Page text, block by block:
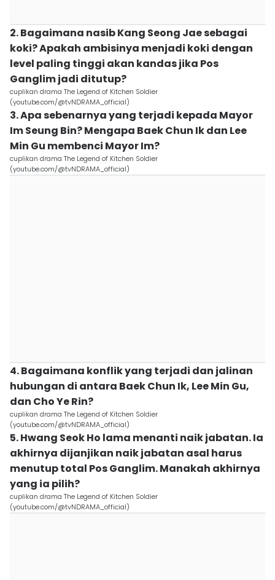
2. Bagaimana nasib Kang Seong Jae sebagai
koki? Apakah ambisinya menjadi koki dengan
level paling tinggi akan kandas jika Pos
Ganglim jadi ditutup?
cuplikan drama The Legend of Kitchen Soldier
(youtube.com/@tvNDRAMA_official)
3. Apa sebenarnya yang terjadi kepada Mayor
Im Seung Bin? Mengapa Baek Chun Ik dan Lee
Min Gu membenci Mayor Im?
cuplikan drama The Legend of Kitchen Soldier
(youtube.com/@tvNDRAMA_official)
4. Bagaimana konflik yang terjadi dan jalinan
hubungan di antara Baek Chun Ik, Lee Min Gu,
dan Cho Ye Rin?
cuplikan drama The Legend of Kitchen Soldier
(youtube.com/@tvNDRAMA_official)
5. Hwang Seok Ho lama menanti naik jabatan. Ia
akhirnya dijanjikan naik jabatan asal harus
menutup total Pos Ganglim. Manakah akhirnya
yang ia pilih?
cuplikan drama The Legend of Kitchen Soldier
(youtube.com/@tvNDRAMA_official)